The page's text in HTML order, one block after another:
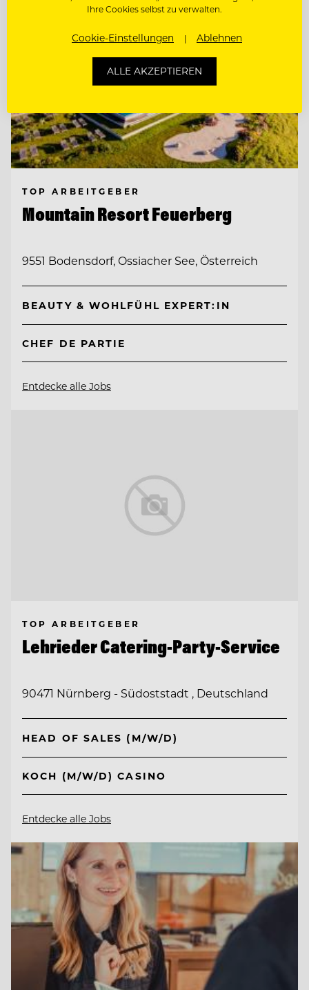
TOP ARBEITGEBER
Mountain Resort Feuerberg
9551 Bodensdorf, Ossiacher See, Österreich
BEAUTY & WOHLFÜHL EXPERT:IN
CHEF DE PARTIE
Entdecke alle Jobs
TOP ARBEITGEBER
Lehrieder Catering-Party-Service
90471 Nürnberg - Südoststadt , Deutschland
HEAD OF SALES (M/W/D)
KOCH (M/W/D) CASINO
Entdecke alle Jobs
Ihre Cookies selbst zu verwalten.
Cookie-Einstellungen Ablehnen
ALLE AKZEPTIEREN